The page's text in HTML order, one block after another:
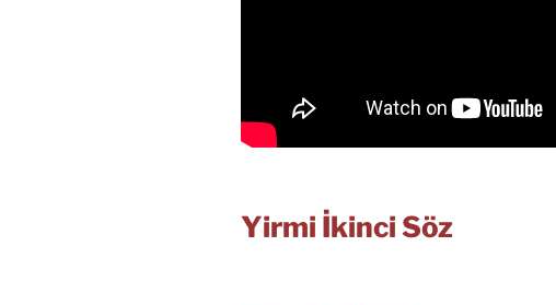
Yirmi İkinci Söz